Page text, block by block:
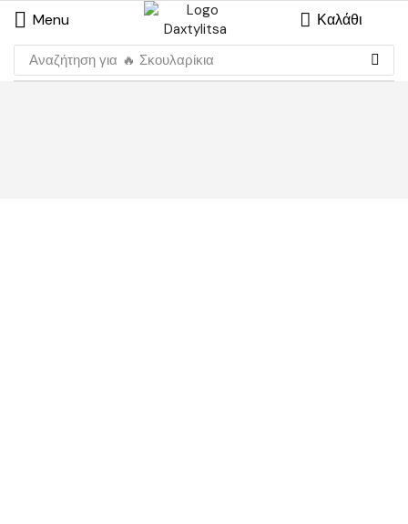
Menu Καλάθι
Αναζήτηση για 🔥 Σκουλαρίκια